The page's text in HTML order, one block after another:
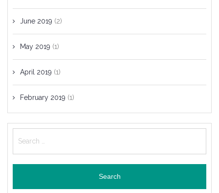
June 2019 (2)
May 2019 (1)
April 2019 (1)
February 2019 (1)
for: